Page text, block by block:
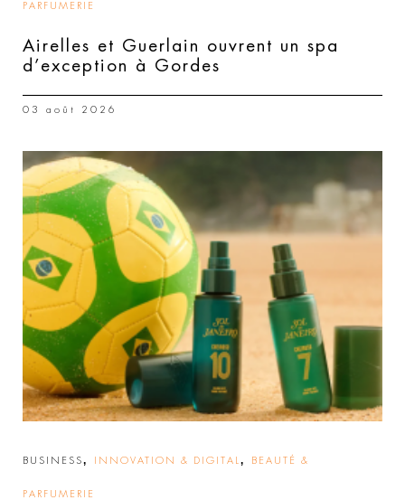
PARFUMERIE
Airelles et Guerlain ouvrent un spa
d’exception à Gordes
03 août 2026
BUSINESS, INNOVATION & DIGITAL , BEAUTÉ &
PARFUMERIE